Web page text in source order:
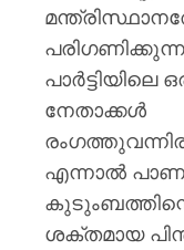
പാർട്ടിയിലെ
നേതാക്കൾ
എന്നാൽ
ശക്തമായ